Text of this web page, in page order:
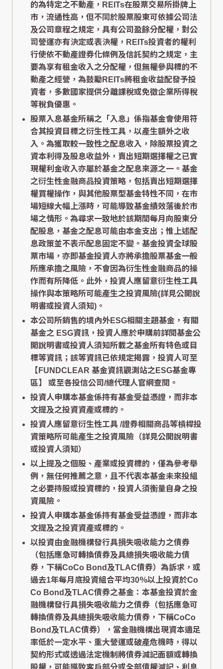
的為特定之不動產，REITs在股票交易所掛牌上
市，流通性高，但不同於股票股東可依據公司法
及公司章程之規定，具有公司盈餘分配權，對公
司營運亦有決定或表決權，REITs投資者的權利
行使依不動產證券化條例及信託契約之規定，主
要為享有租金收入之分配權，但無權參與標的不
動產之經營，為鼓勵REITs將租金收益配發予投
資者，多數國家提供分離課稅或免徵企業所得稅
等稅負優惠。
股票入息基金所稱之「入息」係指基金會使用符
合其投資目標之衍生性工具，以產生額外之收
入。為獲取較一致性之配息收入，除股票投資之
資本利得及股息收益外，賣出短期選擇權之已實
現權利金收入亦屬於基金之配息來源之一。基金
之衍生性金融商品投資策略，包括賣出短期選擇
權買權操作，與其他股票型基金特性不同，在市
場短線大幅上漲時，可能導致基金績效落後於市
場之情形。為尋求一致地於該期間每月向股東分
配股息，基金之配息可能由本金支出；惟上述配
息政策並不表示配息固定不變。基金投資全球股
票市場，亦即基金投資人亦將承擔股票基金一般
所應承擔之風險，不會因為衍生性金融商品的操
作而有所降低。此外，投資人應留意衍生性工具
操作與本策略所可能產生之投資風險(詳見公開說
明書或投資人須知)。
本公司所銷售的境內外ESG相關主題基金，有關
基金之 ESG資訊，投資人應於申購前詳閱基金公
開說明書或投資人須知所載之基金所有特色或目
標等資訊；該等資訊已依規定揭露，投資人可至
【FUNDCLEAR 基金資訊觀測站之ESG基金專
區】
或至各投信公司/總代理人官網查閱。
投資人申購本基金係持有基金受益憑證，而非本
文提及之投資資產或標的。
投資人應留意衍生性工具 /證券相關商品等槓桿投
資策略所可能產生之投資風險（詳見公開說明書
或投資人須知）
以上提及之個股、產業或投資標的，僅為參考舉
例，無任何推薦之意，且不代表本基金未來投組
之必要持股或投資標的，投資人須衡量自身之投
資風險。
投資人申購本基金係持有基金受益憑證，而非本
文提及之投資資產或標的。
以投資由金融機構發行具損失吸收能力之債券
（包括應急可轉換債券及具總損失吸收能力債
券，下稱CoCo Bond及TLAC債券）為訴求，或
過去1年每月底投資組合平均30％以上投資於Co
Co Bond及TLAC債券之基金：本基金投資於金
融機構發行具損失吸收能力之債券（包括應急可
轉換債券及具總損失吸收能力債券，下稱CoCo
Bond及TLAC債券），當金融機構出現資本適足
率低於一定水平、重大營運或破產危機時，得以
契約形式或透過法定機制將債券減記面額或轉換